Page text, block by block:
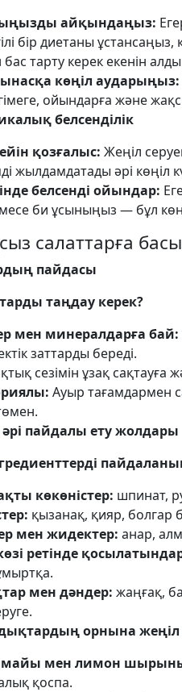
айқындаңыз:
бір диетаны
тарту керек екенін
көңіл аударыңыз:
ойындарға және
белсенділік
қозғалыс: Жеңіл
жылдамдатады әрі көңіл
белсенді ойындар:
би ұсыныңыз — бұл
салаттарға
пайдасы
таңдау керек?
мен минералдарға бай:
заттарды береді.
сезімін ұзақ сақтауға
Ауыр тағамдармен
пайдалы ету жолдары
көкөністер: шпинат,
қызанақ, қияр, болгар
мен жидектер: анар,
ретінде
мен дәндер: жаңғақ,
орнына
майы мен лимон
қоспа.